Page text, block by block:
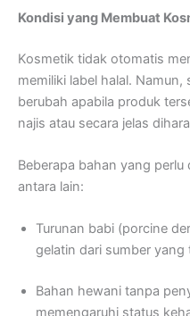
Kondisi yang Membuat
Kosmetik tidak otomatis
memiliki label halal.
berubah apabila produk
najis atau secara jelas
Beberapa bahan yang
antara lain:
Turunan babi (porcine
gelatin dari sumber yang
Bahan hewani tanpa
memengaruhi status